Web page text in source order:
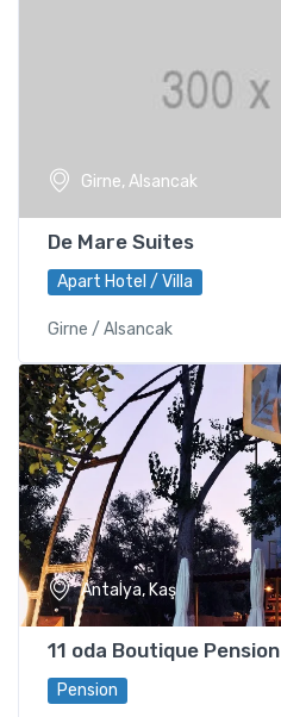
Girne, Alsancak
De Mare Suites
Apart Hotel / Villa
Girne / Alsancak
Antalya, Kaş
11 oda Boutique Pension
Pension